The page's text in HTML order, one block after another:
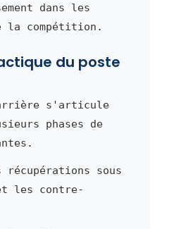
dans les
la compétition.
du poste
s'articule
phases de
sous
les contre-